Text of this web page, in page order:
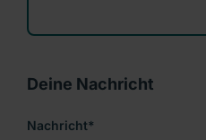
Deine Nachricht
Nachricht*